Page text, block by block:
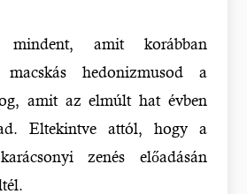
amit korábban
hedonizmusod a
amit az elmúlt hat évben
Eltekintve attól, hogy a
zenés előadásán